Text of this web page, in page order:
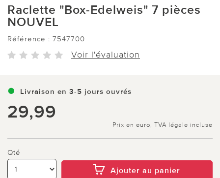
Raclette "Box-Edelweis" 7 pièces
NOUVEL
Référence : 7547700
Voir l'évaluation
Livraison en 3-5 jours ouvrés
29,99
Prix en euro, TVA légale incluse
Qté
Ajouter au panier